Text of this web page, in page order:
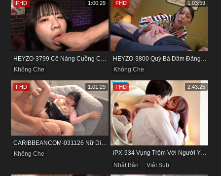
HEYZO-3799 Cô Nàng Cuồng Cảm Giác Mạnh Và Khoái Lạc Tột Đỉnh
Không Che
FHD 1:00:29
HEYZO-3800 Quý Bà Dâm Đãng Và Cuộc Vui Đầy Kích Thích
Không Che
FHD 1:03:59
Không Che
FHD 1:01:29
IPX-934 Vụng Trộm Với Người Yêu Cũ Trong Khách Sạn
Nhật Bản
Việt Sub
FHD 2:43:25